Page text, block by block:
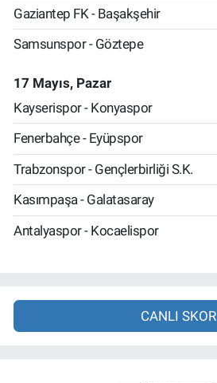
Gaziantep FK - Başakşehir
Samsunspor - Göztepe
17 Mayıs, Pazar
Kayserispor - Konyaspor
Fenerbahçe - Eyüpspor
Trabzonspor - Gençlerbirliği S.K.
Kasımpaşa - Galatasaray
Antalyaspor - Kocaelispor
CANLI SKOR